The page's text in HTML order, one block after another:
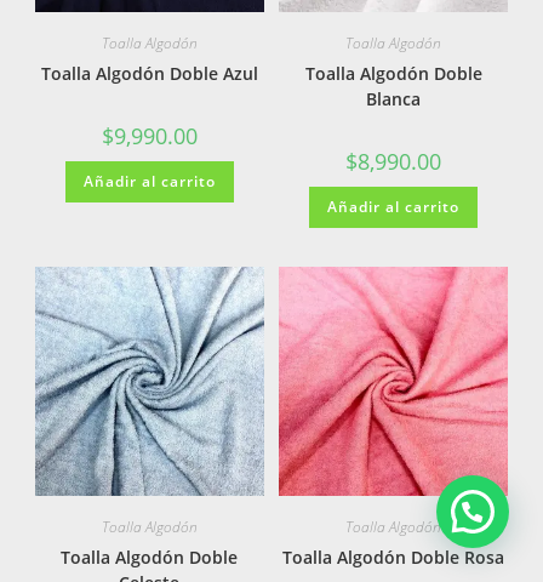
Toalla Algodón
Toalla Algodón Doble Azul
$9,990.00
Añadir al carrito
Toalla Algodón
Toalla Algodón Doble
Blanca
$8,990.00
Añadir al carrito
Toalla Algodón
Toalla Algodón Doble
Toalla Algodón
Toalla Algodón Doble Rosa